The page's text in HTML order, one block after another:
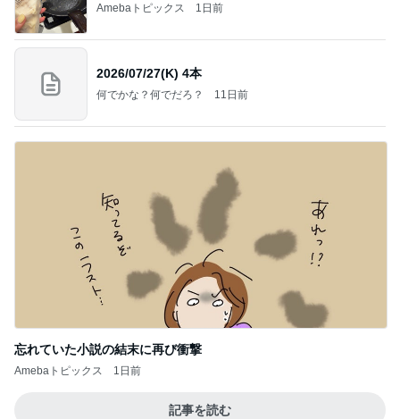
Amebaトピックス 1日前
2026/07/27(K) 4本
何でかな？何でだろ？ 11日前
忘れていた小説の結末に再び衝撃
Amebaトピックス 1日前
記事を読む